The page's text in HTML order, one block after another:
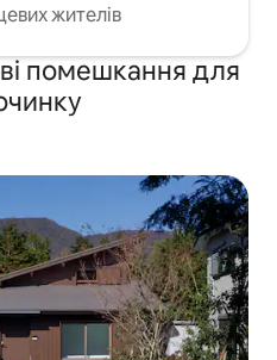
жителів
помешкання для